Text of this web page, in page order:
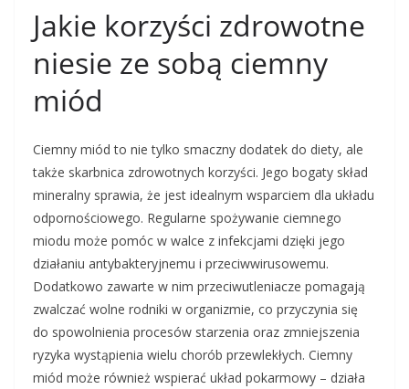
Jakie korzyści zdrowotne
niesie ze sobą ciemny
miód
Ciemny miód to nie tylko smaczny dodatek do diety, ale
także skarbnica zdrowotnych korzyści. Jego bogaty skład
mineralny sprawia, że jest idealnym wsparciem dla układu
odpornościowego. Regularne spożywanie ciemnego
miodu może pomóc w walce z infekcjami dzięki jego
działaniu antybakteryjnemu i przeciwwirusowemu.
Dodatkowo zawarte w nim przeciwutleniacze pomagają
zwalczać wolne rodniki w organizmie, co przyczynia się
do spowolnienia procesów starzenia oraz zmniejszenia
ryzyka wystąpienia wielu chorób przewlekłych. Ciemny
miód może również wspierać układ pokarmowy – działa